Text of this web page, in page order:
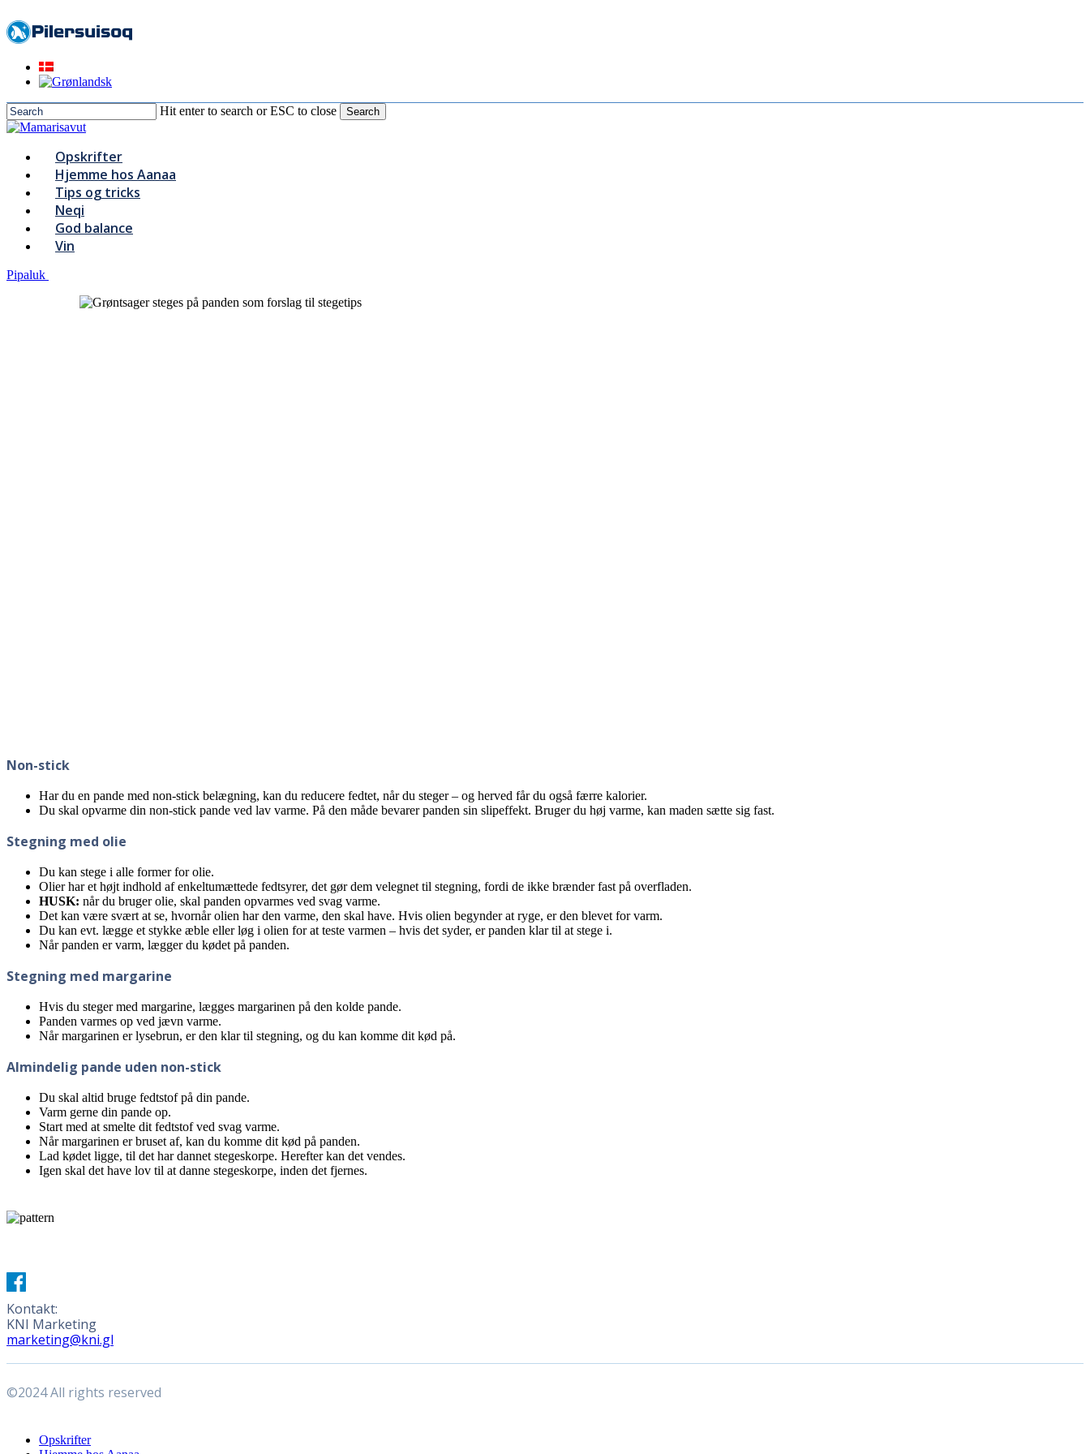
main
content
Hit enter to search or ESC to close Search
Close
Menu
Opskrifter
Hjemme hos Aanaa
Tips og tricks
Neqi
God balance
Vin
Pipaluk
Non-stick
Har du en pande med non-stick belægning, kan du reducere fedtet, når du steger – og herved får du også færre kalorier.
Du skal opvarme din non-stick pande ved lav varme. På den måde bevarer panden sin slipeffekt. Bruger du høj varme, kan maden sætte sig fast.
Stegning med olie
Du kan stege i alle former for olie.
Olier har et højt indhold af enkeltumættede fedtsyrer, det gør dem velegnet til stegning, fordi de ikke brænder fast på overfladen.
HUSK: når du bruger olie, skal panden opvarmes ved svag varme.
Det kan være svært at se, hvornår olien har den varme, den skal have. Hvis olien begynder at ryge, er den blevet for varm.
Du kan evt. lægge et stykke æble eller løg i olien for at teste varmen – hvis det syder, er panden klar til at stege i.
Når panden er varm, lægger du kødet på panden.
Stegning med margarine
Hvis du steger med margarine, lægges margarinen på den kolde pande.
Panden varmes op ved jævn varme.
Når margarinen er lysebrun, er den klar til stegning, og du kan komme dit kød på.
Almindelig pande uden non-stick
Du skal altid bruge fedtstof på din pande.
Varm gerne din pande op.
Start med at smelte dit fedtstof ved svag varme.
Når margarinen er bruset af, kan du komme dit kød på panden.
Lad kødet ligge, til det har dannet stegeskorpe. Herefter kan det vendes.
Igen skal det have lov til at danne stegeskorpe, inden det fjernes.
Kontakt:
KNI Marketing
marketing@kni.gl
©2024 All rights reserved
Close
Opskrifter